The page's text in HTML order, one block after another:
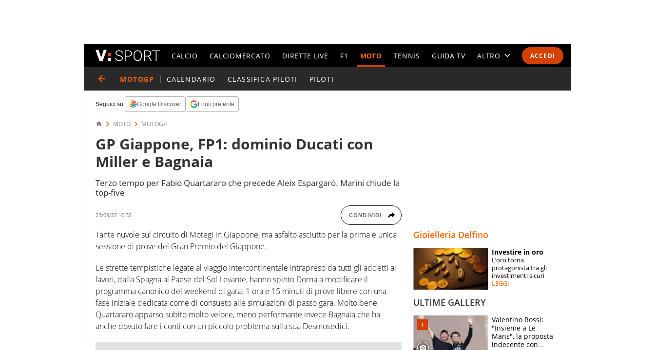
ACCEDI
CALCIO CALCIOMERCATO DIRETTE LIVE F1 MOTO TENNIS GUIDA TV ALTRO
ESPERTI
CONTATTI
MOTOGP CALENDARIO CLASSIFICA PILOTI PILOTI
Seguici su: Google Discover Fonti preferite
MOTO MOTOGP
GP Giappone, FP1: dominio Ducati con
Miller e Bagnaia
Terzo tempo per Fabio Quartararo che precede Aleix Espargarò. Marini chiude la
top-five
23/09/22 10:32 CONDIVIDI
Tante nuvole sul circuito di Motegi in Giappone, ma asfalto asciutto per la prima e unica
sessione di prove del Gran Premio del Giappone.
Le strette tempistiche legate al viaggio intercontinentale intrapreso da tutti gli addetti ai
lavori, dalla Spagna al Paese del Sol Levante, hanno spinto Dorna a modificare il
programma canonico del weekend di gara: 1 ora e 15 minuti di prove libere con una
fase iniziale dedicata come di consueto alle simulazioni di passo gara. Molto bene
Quartararo apparso subito molto veloce, meno performante invece Bagnaia che ha
anche dovuto fare i conti con un piccolo problema sulla sua Desmosedici.
Gioielleria Delfino
Investire in oro
L’oro torna
protagonista tra gli
investimenti sicuri
LEGGI
ULTIME GALLERY
Valentino Rossi:
"Insieme a Le
Mans", la proposta
indecente con